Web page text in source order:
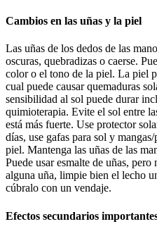
Cambios en las uñas y la piel
Las uñas de los dedos de las
oscuras, quebradizas o caerse.
color o el tono de la piel. La piel
cual puede causar quemaduras
sensibilidad al sol puede durar
quimioterapia. Evite el sol entre
está más fuerte. Use protector
días, use gafas para sol y
piel. Mantenga las uñas de las
Puede usar esmalte de uñas,
alguna uña, limpie bien el lecho
cúbralo con un vendaje.
Efectos secundarios